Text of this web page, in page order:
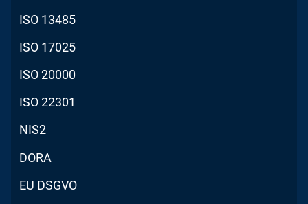
ISO 13485
ISO 17025
ISO 20000
ISO 22301
NIS2
DORA
EU DSGVO